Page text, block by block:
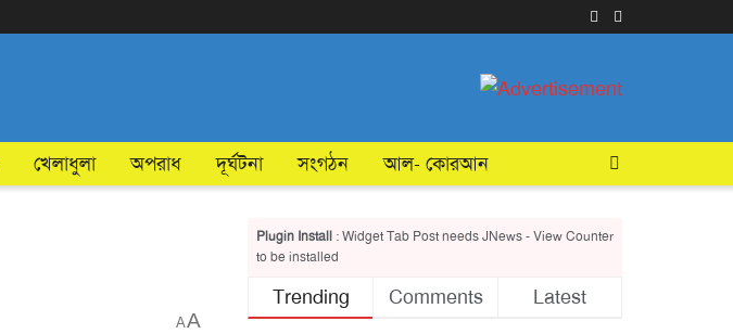
খেলাধুলা অপরাধ দূর্ঘটনা সংগঠন আল- কোরআন
AA
Plugin Install : Widget Tab Post needs JNews - View Counter
to be installed
Trending Comments Latest